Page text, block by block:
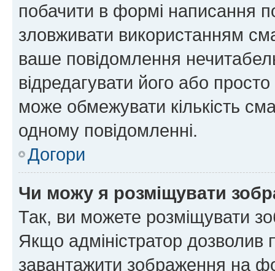
побачити в формі написання
зловживати використанням
ваше повідомлення
відредагувати його або
може обмежувати кількість
одному повідомленні.
Догори
Чи можу я розміщувати
Так, ви можете розміщувати
Якщо адміністратор
завантажити зображення на